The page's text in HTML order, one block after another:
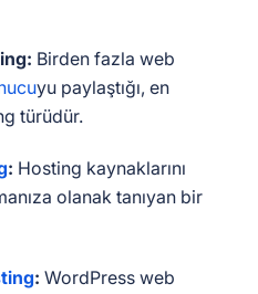
Birden fazla web
yu paylaştığı, en
türüdür.
: Hosting kaynaklarını
olanak tanıyan bir
: WordPress web